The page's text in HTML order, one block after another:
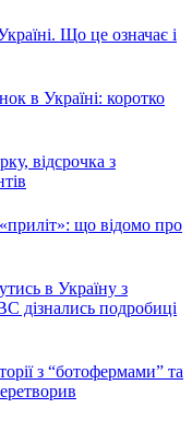
Що це означає і
в Україні: коротко
відсрочка з
що відомо про
в Україну з
дізнались подробиці
з “ботофермами” та